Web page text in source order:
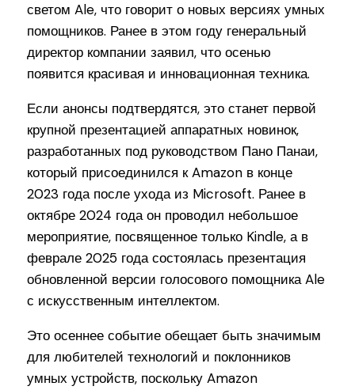
светом Ale, что говорит о новых версиях умных
помощников. Ранее в этом году генеральный
директор компании заявил, что осенью
появится красивая и инновационная техника.
Если анонсы подтвердятся, это станет первой
крупной презентацией аппаратных новинок,
разработанных под руководством Пано Панаи,
который присоединился к Amazon в конце
2023 года после ухода из Microsoft. Ранее в
октябре 2024 года он проводил небольшое
мероприятие, посвященное только Kindle, а в
феврале 2025 года состоялась презентация
обновленной версии голосового помощника Ale
с искусственным интеллектом.
Это осеннее событие обещает быть значимым
для любителей технологий и поклонников
умных устройств, поскольку Amazon